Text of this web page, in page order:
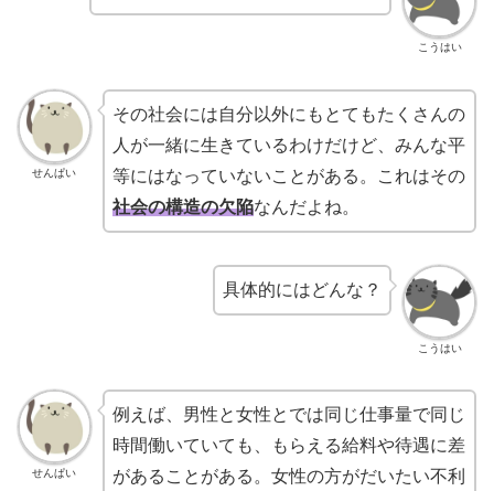
こうはい
せんぱい
その社会には自分以外にもとてもたくさんの
人が一緒に生きているわけだけど、みんな平
等にはなっていないことがある。これはその
社会の構造の欠陥なんだよね。
こうはい
具体的にはどんな？
せんぱい
例えば、男性と女性とでは同じ仕事量で同じ
時間働いていても、もらえる給料や待遇に差
があることがある。女性の方がだいたい不利